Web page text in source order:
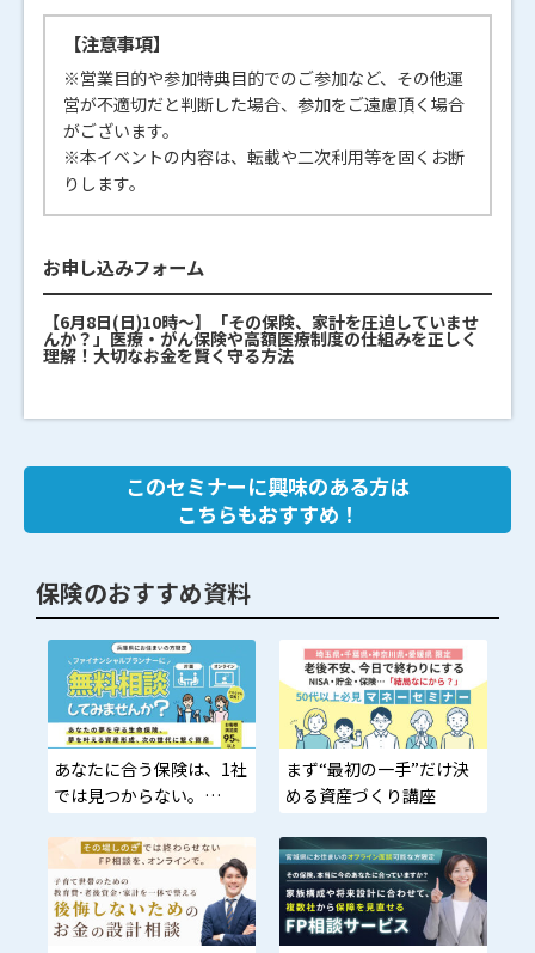
【注意事項】
※営業目的や参加特典目的でのご参加など、その他運
営が不適切だと判断した場合、参加をご遠慮頂く場合
がございます。
※本イベントの内容は、転載や二次利用等を固くお断
りします。
お申し込みフォーム
【6月8日(日)10時～】「その保険、家計を圧迫していませ
んか？」医療・がん保険や高額医療制度の仕組みを正しく
理解！大切なお金を賢く守る方法
このセミナーに興味のある方は
こちらもおすすめ！
保険のおすすめ資料
あなたに合う保険は、1社
では見つからない。
る。
まず“最初の一手”だけ決
める資産づくり講座